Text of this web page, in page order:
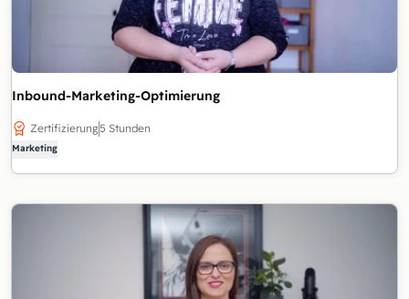
Inbound-Marketing-Optimierung
Zertifizierung5 Stunden
Marketing